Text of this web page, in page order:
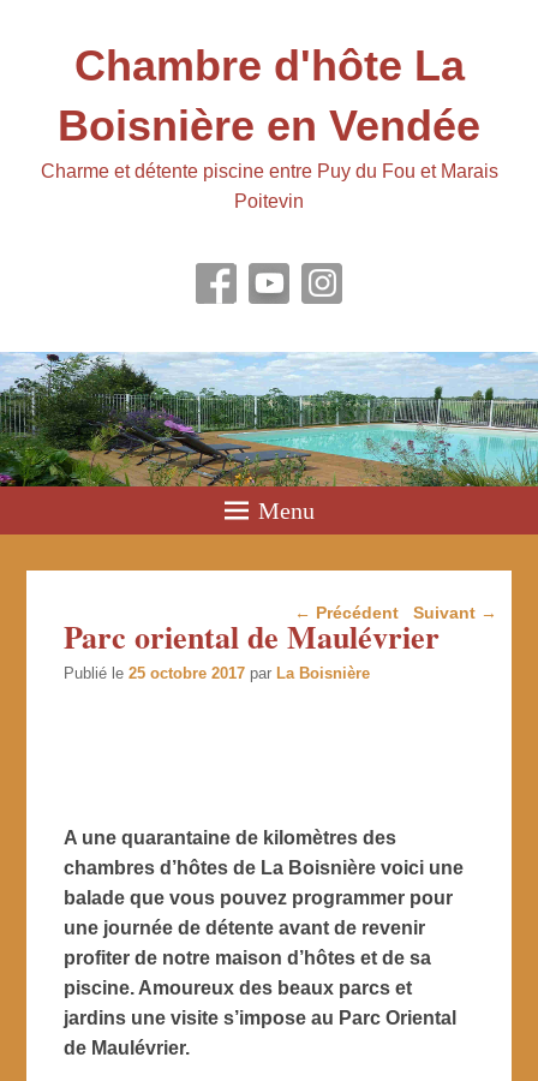
Chambre d'hôte La
Boisnière en Vendée
Charme et détente piscine entre Puy du Fou et Marais
Poitevin
Menu
Navigation dans les
← Précédent Suivant →
Parc oriental de Maulévrier
Publié le25 octobre 2017 parLa Boisnière
A une quarantaine de kilomètres des
chambres d’hôtes de La Boisnière voici une
balade que vous pouvez programmer pour
une journée de détente avant de revenir
profiter de notre maison d’hôtes et de sa
piscine. Amoureux des beaux parcs et
jardins une visite s’impose au Parc Oriental
de Maulévrier.